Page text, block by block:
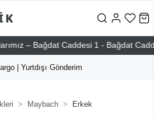
– Bağdat Caddesi 1 - Bağdat
| Yurtdışı Gönderim
Maybach Erkek